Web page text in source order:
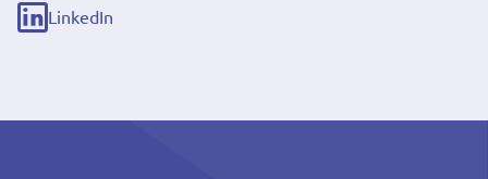
link)
LinkedIn
(externe